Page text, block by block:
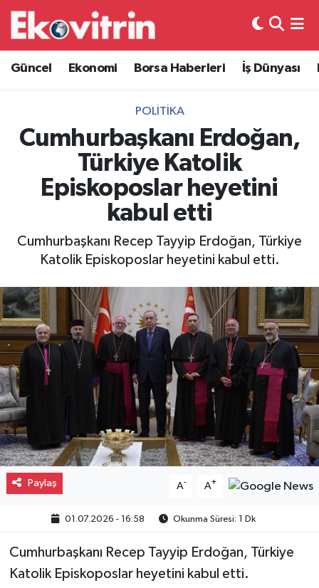
Güncel Ekonomi Borsa Haberleri İş Dünyası
POLITIKA
Cumhurbaşkanı Erdoğan,
Türkiye Katolik
Episkoposlar heyetini
kabul etti
Cumhurbaşkanı Recep Tayyip Erdoğan, Türkiye
Katolik Episkoposlar heyetini kabul etti.
Paylaş A- A+
01.07.2026 - 16:58 Okunma Süresi: 1 Dk
Cumhurbaşkanı Recep Tayyip Erdoğan, Türkiye
Katolik Episkoposlar heyetini kabul etti.
Güncel
Ekonomi
Borsa Haberleri
Lojistik
Otovitrin
Magazin
Gayrimenkul
Spor
Hava Durumu
Trafik Durumu
Süper Lig Puan Durumu ve Fikstür
Tüm Manşetler
Son Dakika Haberleri
Haber Arşivi